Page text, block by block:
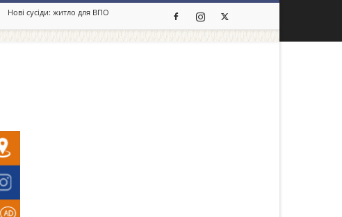
Нові сусіди: житло для ВПО